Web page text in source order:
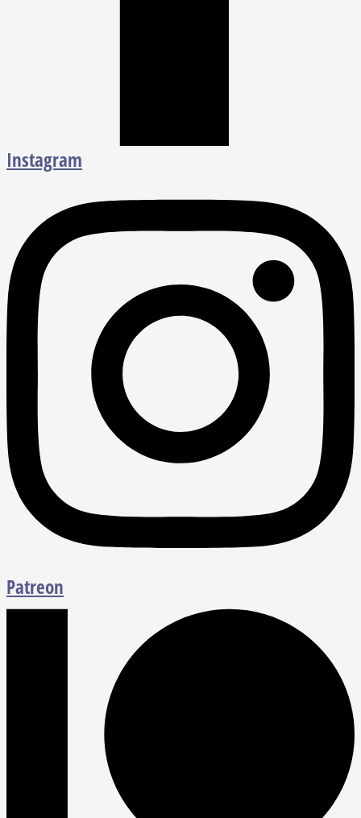
Instagram
Patreon